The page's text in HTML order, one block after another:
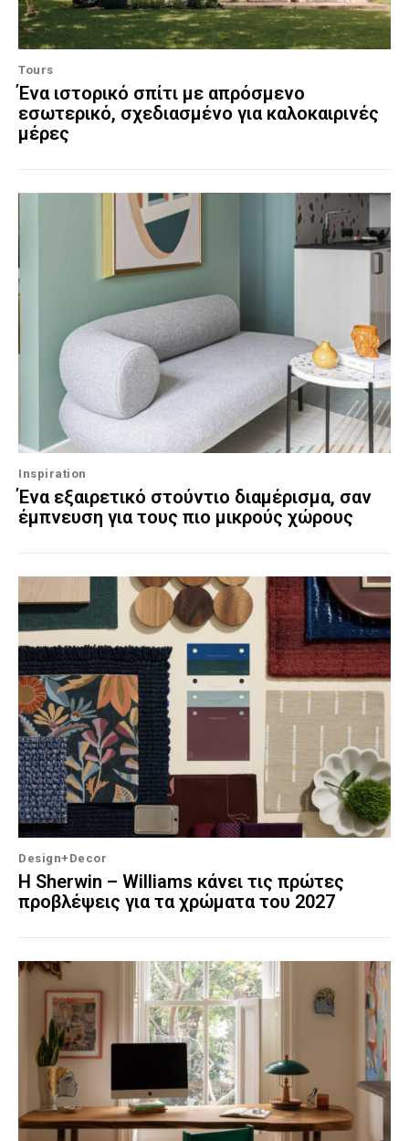
Tours
Ένα ιστορικό σπίτι με απρόσμενο
εσωτερικό, σχεδιασμένο για καλοκαιρινές
μέρες
Inspiration
Ένα εξαιρετικό στούντιο διαμέρισμα, σαν
έμπνευση για τους πιο μικρούς χώρους
Design+Decor
Η Sherwin – Williams κάνει τις πρώτες
προβλέψεις για τα χρώματα του 2027